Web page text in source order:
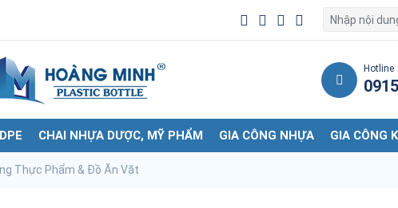
Hotline
CHAI NHỰA DƯỢC, MỸ PHẨM GIA CÔNG NHỰA GIA CÔNG
Thực Phẩm & Đồ Ăn Vặt